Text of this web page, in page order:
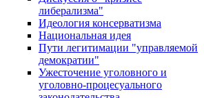
либерализма"
Идеология консерватизма
Национальная идея
Пути легитимации "управляемой
демократии"
Ужесточение уголовного и
уголовно-процесуального